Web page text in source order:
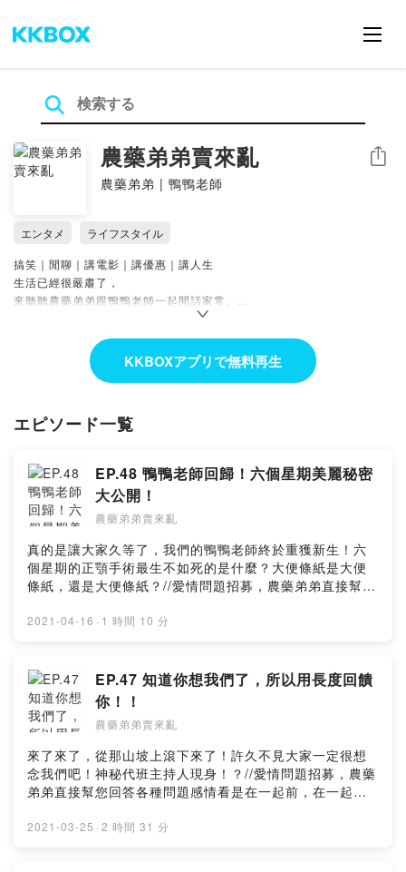
農藥弟弟賣來亂
農藥弟弟 | 鴨鴨老師
シェア
エンタメ
ライフスタイル
搞笑｜閒聊｜講電影｜講優惠｜講人生
生活已經很嚴肅了，
來聽聽農藥弟弟跟鴨鴨老師一起閒話家常。
開心笑的時候就開心大笑，認真的時候讓你拍手叫好。
每個人都不完美，而我們也一樣，
好笑得不完美，不完美的好笑。
🔍FB：農藥弟弟賣來亂
Powered by Firstory Hosting
KKBOXアプリで無料再生
エピソード一覧
EP.48 鴨鴨老師回歸！六個星期美麗秘密
大公開！
農藥弟弟賣來亂
真的是讓大家久等了，我們的鴨鴨老師終於重獲新生！六
個星期的正顎手術最生不如死的是什麼？大便條紙是大便
條紙，還是大便條紙？//愛情問題招募，農藥弟弟直接幫您
通通都可以為你解答！//🔍IG：農藥弟弟賣來
https://open.firstory.me/story/cknj22yi06zvc0816emlb
s94i?m=comment🧚🏻‍♂️小額贊助農藥弟弟讓我們更有動力
做好節目 🧚🏻‍♀️https://pay.firstory.me/user/nongyaodidi
背景音樂出處： Happy Life
https://www.cdbabylicensing.com/track/Mzg1OTE3ND
AtYzZiOWRj/Powered by Firstory Hosting
2021-04-16 · 1 時間 10 分
EP.47 知道你想我們了，所以用長度回饋
你！！
農藥弟弟賣來亂
來了來了，從那山坡上滾下來了！許久不見大家一定很想
念我們吧！神秘代班主持人現身！？//愛情問題招募，農藥
弟弟直接幫您回答各種問題感情看是在一起前，在一起
來亂/nongyaodidi🔍FB：農藥弟弟賣來亂🦆留言給農藥弟
2021-03-25 · 2 時間 31 分